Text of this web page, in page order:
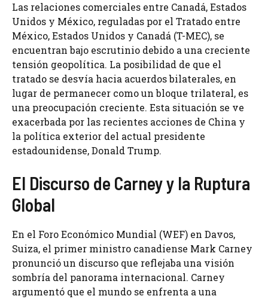
Las relaciones comerciales entre Canadá, Estados
Unidos y México, reguladas por el Tratado entre
México, Estados Unidos y Canadá (T-MEC), se
encuentran bajo escrutinio debido a una creciente
tensión geopolítica. La posibilidad de que el
tratado se desvía hacia acuerdos bilaterales, en
lugar de permanecer como un bloque trilateral, es
una preocupación creciente. Esta situación se ve
exacerbada por las recientes acciones de China y
la política exterior del actual presidente
estadounidense, Donald Trump.
El Discurso de Carney y la Ruptura
Global
En el Foro Económico Mundial (WEF) en Davos,
Suiza, el primer ministro canadiense Mark Carney
pronunció un discurso que reflejaba una visión
sombría del panorama internacional. Carney
argumentó que el mundo se enfrenta a una